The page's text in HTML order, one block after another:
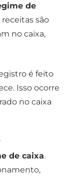
de
receitas são
no caixa,
é feito
Isso ocorre
no caixa
de caixa.